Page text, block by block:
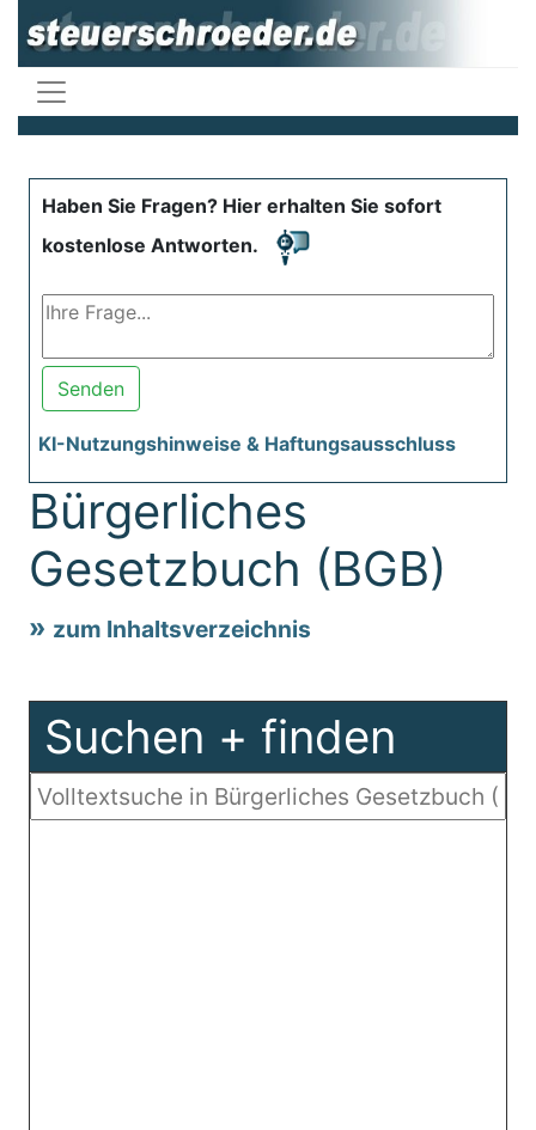
Haben Sie Fragen? Hier erhalten Sie sofort
kostenlose Antworten.
Senden
KI-Nutzungshinweise & Haftungsausschluss
Bürgerliches
Gesetzbuch (BGB)
zum Inhaltsverzeichnis
Suchen + finden